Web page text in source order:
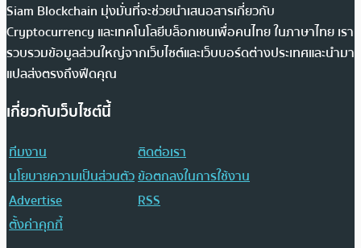
Siam Blockchain มุ่งมั่นที่จะช่วยนำเสนอสารเกี่ยวกับ
Cryptocurrency และเทคโนโลยีบล็อกเชนเพื่อคนไทย ในภาษาไทย เรา
รวบรวมข้อมูลส่วนใหญ่จากเว็บไซต์และเว็บบอร์ดต่างประเทศและนำมา
แปลส่งตรงถึงฟีดคุณ
เกี่ยวกับเว็บไซต์นี้
ทีมงาน
ติดต่อเรา
นโยบายความเป็นส่วนตัวข้อตกลงในการใช้งาน
Advertise
RSS
ตั้งค่าคุกกี้